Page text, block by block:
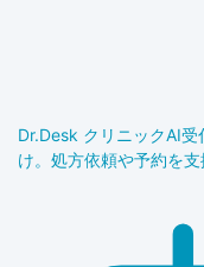
Dr.Desk クリニックAI受
け。処方依頼や予約を